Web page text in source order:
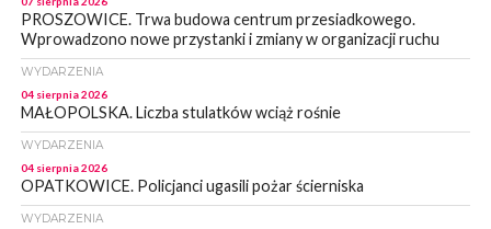
PROSZOWICE. Trwa budowa centrum przesiadkowego.
Wprowadzono nowe przystanki i zmiany w organizacji ruchu
WYDARZENIA
04 sierpnia 2026
MAŁOPOLSKA. Liczba stulatków wciąż rośnie
WYDARZENIA
04 sierpnia 2026
OPATKOWICE. Policjanci ugasili pożar ścierniska
WYDARZENIA